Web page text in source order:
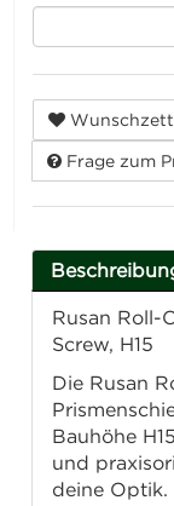
Frage zum
Rusan Roll-
Screw, H15
Die Rusan
Bauhöhe
und
deine